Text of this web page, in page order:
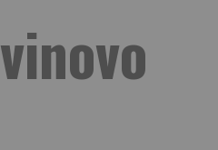
vinovo